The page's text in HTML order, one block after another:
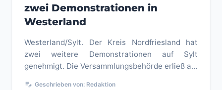
zwei Demonstrationen in
Westerland
Westerland/Sylt. Der Kreis Nordfriesland hat
zwei weitere Demonstrationen auf Sylt
genehmigt. Die Versammlungsbehörde erließ am
edit_note Geschrieben von: Redaktion